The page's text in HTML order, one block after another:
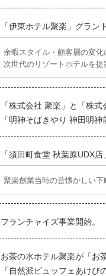
「伊東ホテル聚楽」グラン
余暇スタイル・顧客層の変
次世代のリゾートホテルを提
「株式会社 聚楽」と「株
「明神そばきやり 神田明神
「須田町食堂 秋葉原UDX店
聚楽創業当時の昔懐かしい下
フランチャイズ事業開始。
お茶の水ホテル聚楽が「お
「自然派ビュッフェあけび